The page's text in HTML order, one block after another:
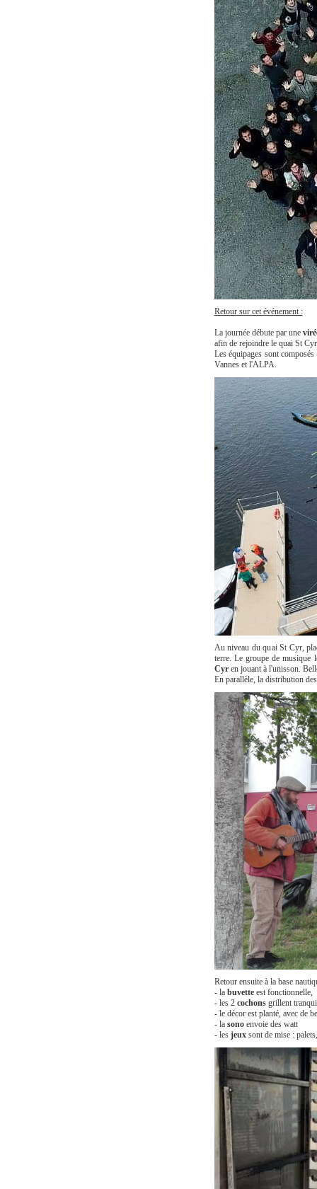
Retour sur cet événement :
La journée débute par une
afin de rejoindre le quai St
Les équipages sont
Vannes et l'ALPA.
Au niveau du quai St Cyr,
terre. Le groupe de musique
Cyren jouant à l'unisson.
En parallèle, la distribution
Retour ensuite à la base
- la buvette est fonctionnelle,
- les 2 cochons grillent
- le décor est planté, avec de
- la sono envoie des watt
- les jeux sont de mise :